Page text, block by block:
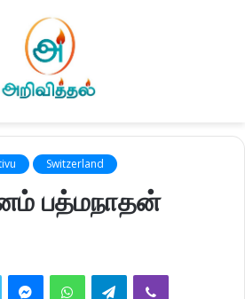
Switzerland
பத்மநாதன்
Twitter MessengerWhatsAppTelegramViber